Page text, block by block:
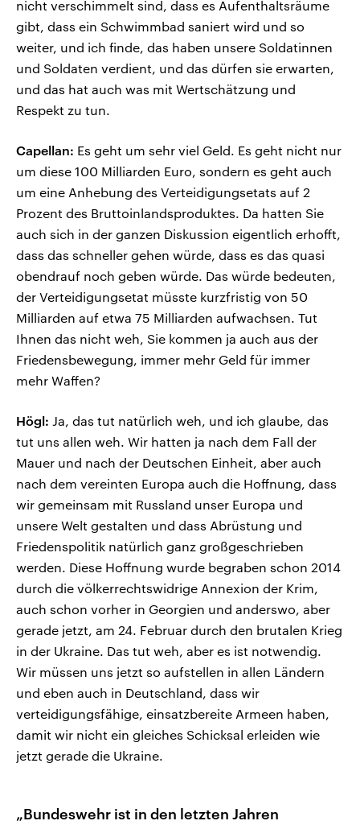
nicht verschimmelt sind, dass es Aufenthaltsräume
gibt, dass ein Schwimmbad saniert wird und so
weiter, und ich finde, das haben unsere Soldatinnen
und Soldaten verdient, und das dürfen sie erwarten,
und das hat auch was mit Wertschätzung und
Respekt zu tun.
Capellan: Es geht um sehr viel Geld. Es geht nicht nur
um diese 100 Milliarden Euro, sondern es geht auch
um eine Anhebung des Verteidigungsetats auf 2
Prozent des Bruttoinlandsproduktes. Da hatten Sie
auch sich in der ganzen Diskussion eigentlich erhofft,
dass das schneller gehen würde, dass es das quasi
obendrauf noch geben würde. Das würde bedeuten,
der Verteidigungsetat müsste kurzfristig von 50
Milliarden auf etwa 75 Milliarden aufwachsen. Tut
Ihnen das nicht weh, Sie kommen ja auch aus der
Friedensbewegung, immer mehr Geld für immer
mehr Waffen?
Högl: Ja, das tut natürlich weh, und ich glaube, das
tut uns allen weh. Wir hatten ja nach dem Fall der
Mauer und nach der Deutschen Einheit, aber auch
nach dem vereinten Europa auch die Hoffnung, dass
wir gemeinsam mit Russland unser Europa und
unsere Welt gestalten und dass Abrüstung und
Friedenspolitik natürlich ganz großgeschrieben
werden. Diese Hoffnung wurde begraben schon 2014
durch die völkerrechtswidrige Annexion der Krim,
auch schon vorher in Georgien und anderswo, aber
gerade jetzt, am 24. Februar durch den brutalen Krieg
in der Ukraine. Das tut weh, aber es ist notwendig.
Wir müssen uns jetzt so aufstellen in allen Ländern
und eben auch in Deutschland, dass wir
verteidigungsfähige, einsatzbereite Armeen haben,
damit wir nicht ein gleiches Schicksal erleiden wie
jetzt gerade die Ukraine.
„Bundeswehr ist in den letzten Jahren